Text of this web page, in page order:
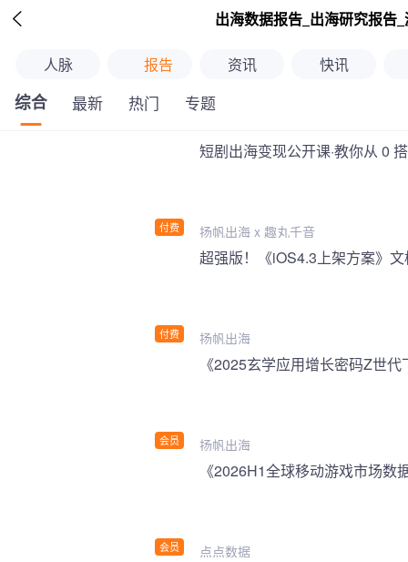
 出海数据报告_出海研究报告
人脉 报告 资讯 快讯
综合 最新 热门 专题
付费
短剧出海变现公开课·教你从 0
扬帆出海 x 趣丸千音
付费 扬帆出海
会员
《2025玄学应用增长密码Z世
扬帆出海
会员
《2026H1全球移动游戏市场数
点点数据